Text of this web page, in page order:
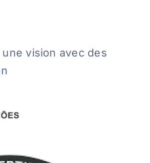
vision avec des